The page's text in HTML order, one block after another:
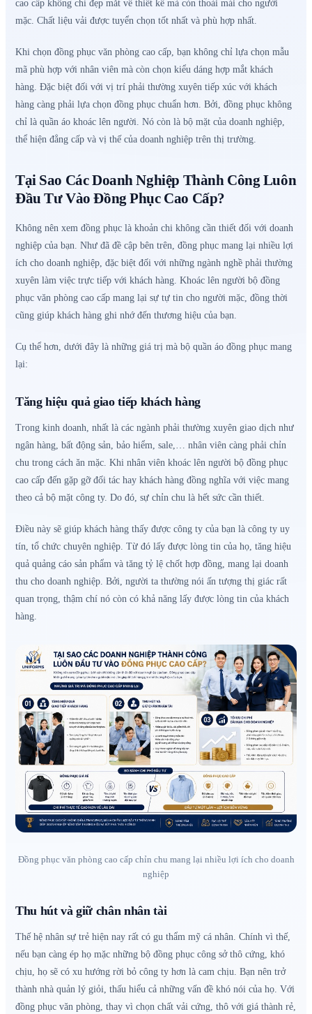
cao cấp không chỉ đẹp mắt về thiết kế mà còn thoải mái cho người
mặc. Chất liệu vải được tuyển chọn tốt nhất và phù hợp nhất.
Khi chọn đồng phục văn phòng cao cấp, bạn không chỉ lựa chọn mẫu
mã phù hợp với nhân viên mà còn chọn kiểu dáng hợp mắt khách
hàng. Đặc biệt đối với vị trí phải thường xuyên tiếp xúc với khách
hàng càng phải lựa chọn đồng phục chuẩn hơn. Bởi, đồng phục không
chỉ là quần áo khoác lên người. Nó còn là bộ mặt của doanh nghiệp,
thể hiện đẳng cấp và vị thế của doanh nghiệp trên thị trường.
Tại Sao Các Doanh Nghiệp Thành Công Luôn
Đầu Tư Vào Đồng Phục Cao Cấp?
Không nên xem đồng phục là khoản chi không cần thiết đối với doanh
nghiệp của bạn. Như đã đề cập bên trên, đồng phục mang lại nhiều lợi
ích cho doanh nghiệp, đặc biệt đối với những ngành nghề phải thường
xuyên làm việc trực tiếp với khách hàng. Khoác lên người bộ đồng
phục văn phòng cao cấp mang lại sự tự tin cho người mặc, đồng thời
cũng giúp khách hàng ghi nhớ đến thương hiệu của bạn.
Cụ thể hơn, dưới đây là những giá trị mà bộ quần áo đồng phục mang
lại:
Tăng hiệu quả giao tiếp khách hàng
Trong kinh doanh, nhất là các ngành phải thường xuyên giao dịch như
ngân hàng, bất động sản, bảo hiểm, sale,… nhân viên càng phải chỉn
chu trong cách ăn mặc. Khi nhân viên khoác lên người bộ đồng phục
cao cấp đến gặp gỡ đối tác hay khách hàng đồng nghĩa với việc mang
theo cả bộ mặt công ty. Do đó, sự chỉn chu là hết sức cần thiết.
Điều này sẽ giúp khách hàng thấy được công ty của bạn là công ty uy
tín, tổ chức chuyên nghiệp. Từ đó lấy được lòng tin của họ, tăng hiệu
quả quảng cáo sản phẩm và tăng tỷ lệ chốt hợp đồng, mang lại doanh
thu cho doanh nghiệp. Bởi, người ta thường nói ấn tượng thị giác rất
quan trọng, thậm chí nó còn có khả năng lấy được lòng tin của khách
hàng.
Đồng phục văn phòng cao cấp chỉn chu mang lại nhiều lợi ích cho doanh
nghiệp
Thu hút và giữ chân nhân tài
Thế hệ nhân sự trẻ hiện nay rất có gu thẩm mỹ cá nhân. Chính vì thế,
nếu bạn càng ép họ mặc những bộ đồng phục công sở thô cứng, khó
chịu, họ sẽ có xu hướng rời bỏ công ty hơn là cam chịu. Bạn nên trở
thành nhà quản lý giỏi, thấu hiểu cả những vấn đề khó nói của họ. Với
đồng phục văn phòng, thay vì chọn chất vải cứng, thô với giá thành rẻ,